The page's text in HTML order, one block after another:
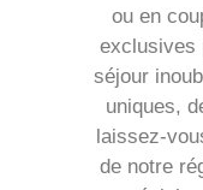
ou en
exclusives
séjour
uniques,
laissez-
de notre